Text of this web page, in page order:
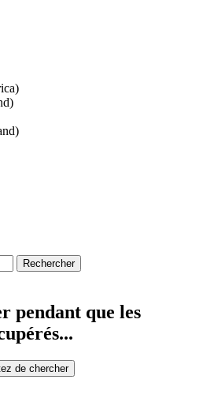
pendant que les
de chercher